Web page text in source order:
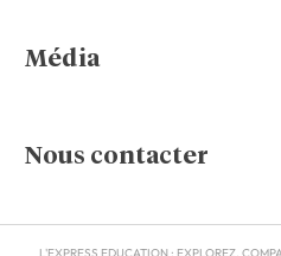
Média
Nous contacter